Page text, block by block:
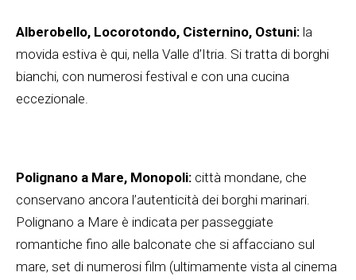
Alberobello, Locorotondo, Cisternino, Ostuni: la
movida estiva è qui, nella Valle d’Itria. Si tratta di borghi
bianchi, con numerosi festival e con una cucina
eccezionale.
Polignano a Mare, Monopoli: città mondane, che
conservano ancora l’autenticità dei borghi marinari.
Polignano a Mare è indicata per passeggiate
romantiche fino alle balconate che si affacciano sul
mare, set di numerosi film (ultimamente vista al cinema